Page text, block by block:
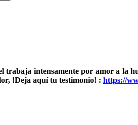
trabaja intensamente por amor a la
!Deja aquí tu testimonio! : https://